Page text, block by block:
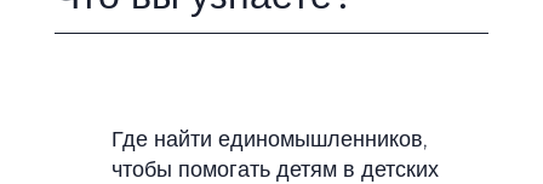
Где найти единомышленников,
чтобы помогать детям в детских